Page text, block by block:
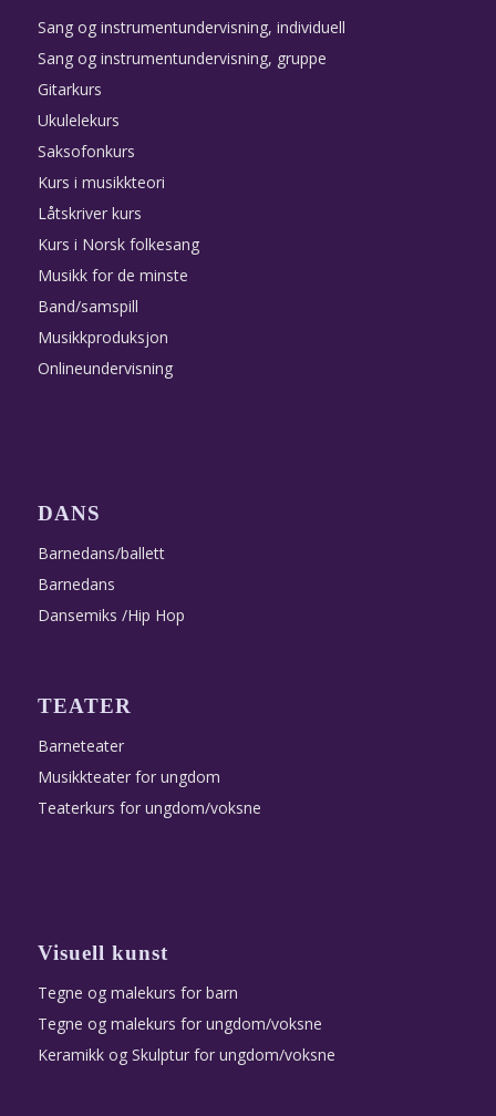
Sang og instrumentundervisning, individuell
Sang og instrumentundervisning, gruppe
Gitarkurs
Ukulelekurs
Saksofonkurs
Kurs i musikkteori
Låtskriver kurs
Kurs i Norsk folkesang
Musikk for de minste
Band/samspill
Musikkproduksjon
Onlineundervisning
DANS
Barnedans/ballett
Barnedans
Dansemiks /Hip Hop
TEATER
Barneteater
Musikkteater for ungdom
Teaterkurs for ungdom/voksne
Visuell kunst
Tegne og malekurs for barn
Tegne og malekurs for ungdom/voksne
Keramikk og Skulptur for ungdom/voksne